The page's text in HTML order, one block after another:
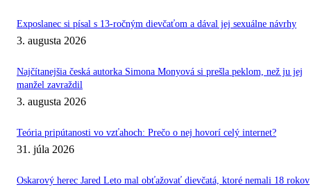
Exposlanec si písal s 13-ročným dievčaťom a dával jej sexuálne návrhy
3. augusta 2026
Najčítanejšia česká autorka Simona Monyová si prešla peklom, než ju jej
manžel zavraždil
3. augusta 2026
Teória pripútanosti vo vzťahoch: Prečo o nej hovorí celý internet?
31. júla 2026
Oskarový herec Jared Leto mal obťažovať dievčatá, ktoré nemali 18 rokov